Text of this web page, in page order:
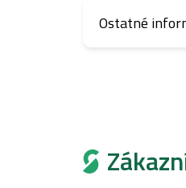
Ostatné